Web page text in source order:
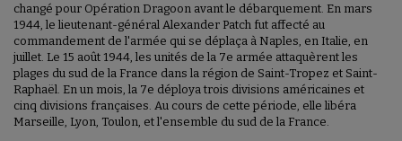
changé pour Opération Dragoon avant le débarquement. En mars
1944, le lieutenant-général Alexander Patch fut affecté au
commandement de l'armée qui se déplaça à Naples, en Italie, en
juillet. Le 15 août 1944, les unités de la 7e armée attaquèrent les
plages du sud de la France dans la région de Saint-Tropez et Saint-
Raphaël. En un mois, la 7e déploya trois divisions américaines et
cinq divisions françaises. Au cours de cette période, elle libéra
Marseille, Lyon, Toulon, et l'ensemble du sud de la France.